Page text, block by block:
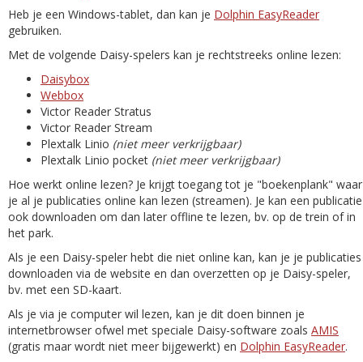
Heb je een Windows-tablet, dan kan je Dolphin EasyReader
gebruiken.
Met de volgende Daisy-spelers kan je rechtstreeks online lezen:
Daisybox
Webbox
Victor Reader Stratus
Victor Reader Stream
Plextalk Linio (niet meer verkrijgbaar)
Plextalk Linio pocket (niet meer verkrijgbaar)
Hoe werkt online lezen? Je krijgt toegang tot je "boekenplank" waar
je al je publicaties online kan lezen (streamen). Je kan een publicatie
ook downloaden om dan later offline te lezen, bv. op de trein of in
het park.
Als je een Daisy-speler hebt die niet online kan, kan je je publicaties
downloaden via de website en dan overzetten op je Daisy-speler,
bv. met een SD-kaart.
Als je via je computer wil lezen, kan je dit doen binnen je
internetbrowser ofwel met speciale Daisy-software zoals AMIS
(gratis maar wordt niet meer bijgewerkt) en Dolphin EasyReader.